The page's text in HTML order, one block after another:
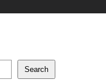
Search